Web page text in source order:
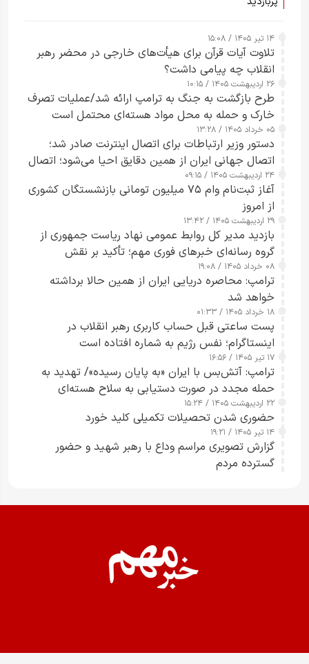
۱۴ تیر ۱۴۰۵ / ۱۵:۰۸
تلاوت آیات قرآن برای هیأت‌های خارجی در محضر رهبر
انقلاب چه پیامی داشت؟
۲۶ اردیبهشت ۱۴۰۵ / ۱۰:۱۵
طرح‌ بازگشت به جنگ به ترامپ ارائه شد/عملیات تصرف
خارک و حمله به محل مواد هسته‌ای محتمل است
۰۵ خرداد ۱۴۰۵ / ۱۳:۲۸
دستور وزیر ارتباطات برای اتصال اینترنت صادر شد؛
اتصال جهانی ایران از همین دقایق احیا می‌شود؛ اتصال
کامل مردم تا ۲۴ ساعت آینده
۲۴ اردیبهشت ۱۴۰۵ / ۰۹:۱۵
آغاز ثبت‌نام وام ۷۵ میلیون تومانی بازنشستگان کشوری
از امروز
۲۹ اردیبهشت ۱۴۰۵ / ۱۳:۴۲
بازدید مدیر کل روابط عمومی نهاد ریاست جمهوری از
گروه رسانه‌ای خبرهای فوری مهم؛ تأکید بر نقش
رسانه‌های هوشمند و مسئول در ارتقای آگاهی عمومی
۰۸ خرداد ۱۴۰۵ / ۱۹:۰۸
ترامپ: محاصره دریایی ایران از همین حالا برداشته
خواهد شد
۱۸ خرداد ۱۴۰۵ / ۰۱:۳۳
پست ساعتی قبل حساب کاربری رهبر انقلاب در
اینستاگرام؛ نفس رژیم به شماره افتاده است​
۱۷ تیر ۱۴۰۵ / ۱۶:۵۶
ترامپ: آتش‌بس با ایران «به پایان رسیده»/ تهدید به
حمله مجدد در صورت دستیابی به سلاح هسته‌ای
۲۲ اردیبهشت ۱۴۰۵ / ۱۵:۲۴
حضوری شدن تحصیلات تکمیلی کلید خورد
۱۴ تیر ۱۴۰۵ / ۱۹:۲۱
گزارش تصویری مراسم وداع با رهبر شهید و حضور
گسترده مردم